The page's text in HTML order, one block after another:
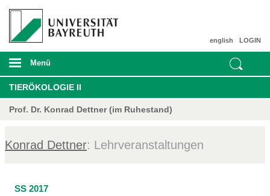
LOGIN
english
Menü
TIERÖKOLOGIE II
Prof. Dr. Konrad Dettner (im Ruhestand)
Konrad Dettner: Lehrveranstaltungen
SS 2017